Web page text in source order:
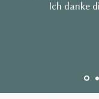
Ich danke